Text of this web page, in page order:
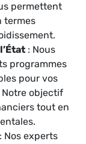
permettent
termes
: Nous
programmes
pour vos
objectif
tout en
: Nos experts